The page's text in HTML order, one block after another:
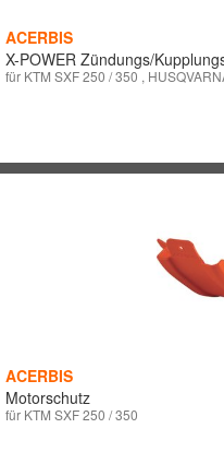
ACERBIS
X-POWER Zündungs/
für KTM SXF 250 / 350 ,
ACERBIS
Motorschutz
für KTM SXF 250 / 350